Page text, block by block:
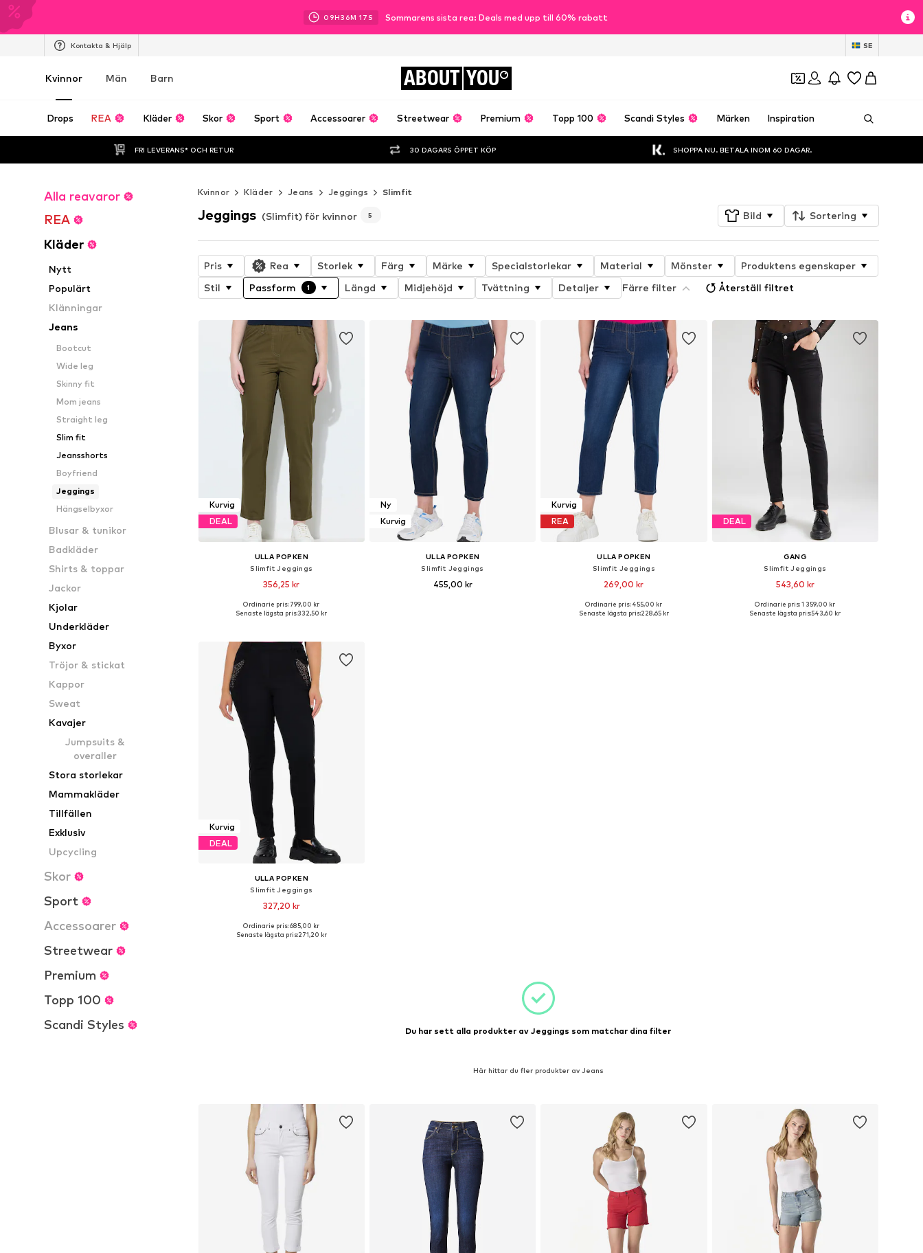
09H36M 15 S Sommarens sista rea: Deals med upp till 60% rabatt
Kontakta & Hjälp SE
Kvinnor Män Barn ABOUT YOU
Drops REA Kläder Skor Sport Accessoarer Streetwear Premium Topp 100 Scandi Styles Märken Inspiration
FRI LEVERANS* OCH RETUR 30 DAGARS ÖPPET KÖP SHOPPA NU. BETALA INOM 60 DAGAR.
Alla reavaror
REA
Kläder
Nytt
Populärt
Klänningar
Jeans
Bootcut
Wide leg
Skinny fit
Mom jeans
Straight leg
Slim fit
Jeansshorts
Boyfriend
Jeggings
Hängselbyxor
Blusar & tunikor
Badkläder
Shirts & toppar
Jackor
Kjolar
Underkläder
Byxor
Tröjor & stickat
Kappor
Sweat
Kavajer
Jumpsuits &
overaller
Stora storlekar
Mammakläder
Tillfällen
Exklusiv
Upcycling
Skor
Sport
Accessoarer
Streetwear
Premium
Topp 100
Scandi Styles
Kvinnor Kläder Jeans Jeggings Slimfit
Jeggings (Slimfit) för kvinnor 5 Bild Sortering
Pris Rea Storlek Färg Märke Specialstorlekar Material Mönster
Produktens egenskaper
Stil
Passform 1 Längd Midjehöjd Tvättning Detaljer Färre filter Återställ filtret
Kurvig
DEAL
ULLA POPKEN
Slimfit Jeggings
356,25 kr
Tillgängliga storlekar: 35-36, 45-46
Ordinarie pris: 799,00 kr
Senaste lägsta pris:332,50 kr
Ny
Kurvig
ULLA POPKEN
Slimfit Jeggings
455,00 kr
Kurvig
REA
ULLA POPKEN
Slimfit Jeggings
269,00 kr
Tillgänglig i många storlekar
Ordinarie pris: 455,00 kr
Senaste lägsta pris:228,65 kr
DEAL
GANG
Slimfit Jeggings
543,60 kr
Tillgängliga storlekar: 25, 30
Ordinarie pris: 1 359,00 kr
Senaste lägsta pris:543,60 kr
Kurvig
DEAL
ULLA POPKEN
Slimfit Jeggings
327,20 kr
Tillgänglig i många storlekar
Ordinarie pris: 685,00 kr
Senaste lägsta pris:271,20 kr
Du har sett alla produkter av Jeggings som matchar dina filter
Här hittar du fler produkter av Jeans